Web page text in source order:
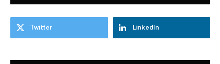
Twitter LinkedIn